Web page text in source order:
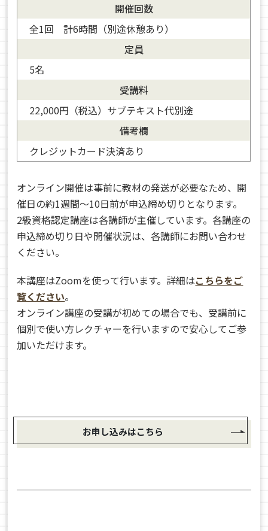
開催回数
全1回 計6時間（別途休憩あり）
定員
5名
受講料
22,000円（税込）サブテキスト代別途
備考欄
クレジットカード決済あり
オンライン開催は事前に教材の発送が必要なため、開
催日の約1週間～10日前が申込締め切りとなります。
2級資格認定講座は各講師が主催しています。各講座の
申込締め切り日や開催状況は、各講師にお問い合わせ
ください。
本講座はZoomを使って行います。詳細はこちらをご
覧ください。
オンライン講座の受講が初めての場合でも、受講前に
個別で使い方レクチャーを行いますので安心してご参
加いただけます。
お申し込みはこちら